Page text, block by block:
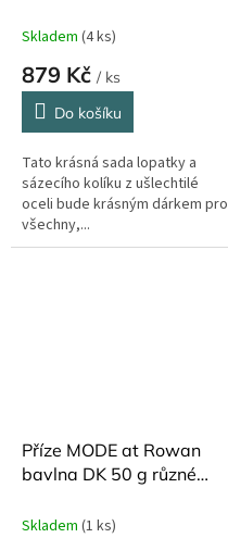
Ball
Skladem (4 ks)
879 Kč / ks
Do košíku
Tato krásná sada lopatky a
sázecího kolíku z ušlechtilé
oceli bude krásným dárkem pro
všechny,...
Příze MODE at Rowan
bavlna DK 50 g různé
Skladem (1 ks)